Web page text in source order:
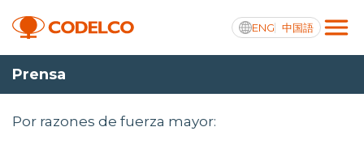
ENG 中国語
Transparencia activa
Prensa
Por razones de fuerza mayor: